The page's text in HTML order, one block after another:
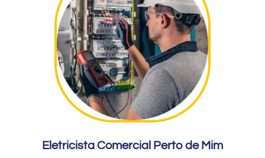
Eletricista Comercial Perto de Mim